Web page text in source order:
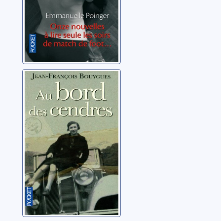
Au bord des
cendres
Bouygues, Jean-
François